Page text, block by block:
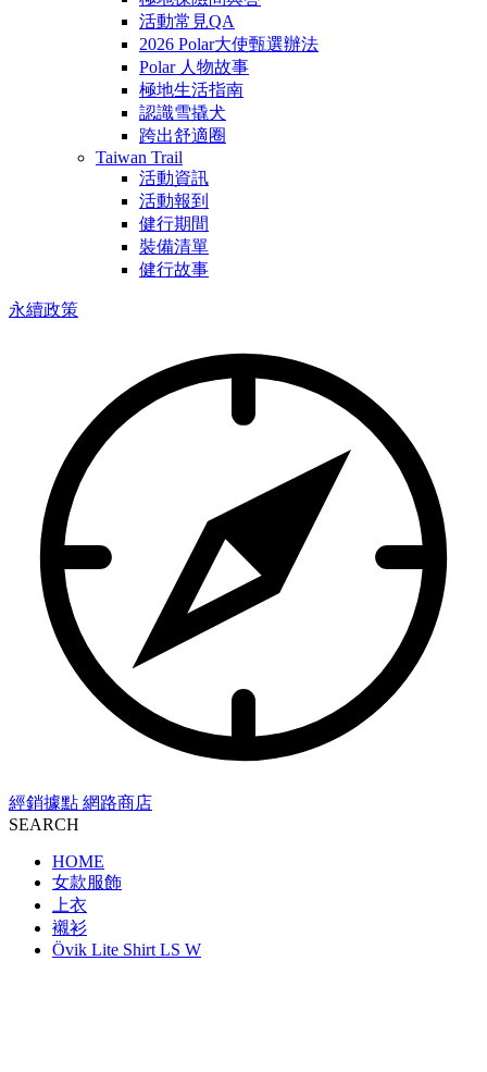
活動常見QA
2026 Polar大使甄選辦法
Polar 人物故事
極地生活指南
認識雪撬犬
跨出舒適圈
Taiwan Trail
活動資訊
活動報到
健行期間
裝備清單
健行故事
永續政策
經銷據點 網路商店
SEARCH
HOME
女款服飾
上衣
襯衫
Övik Lite Shirt LS W